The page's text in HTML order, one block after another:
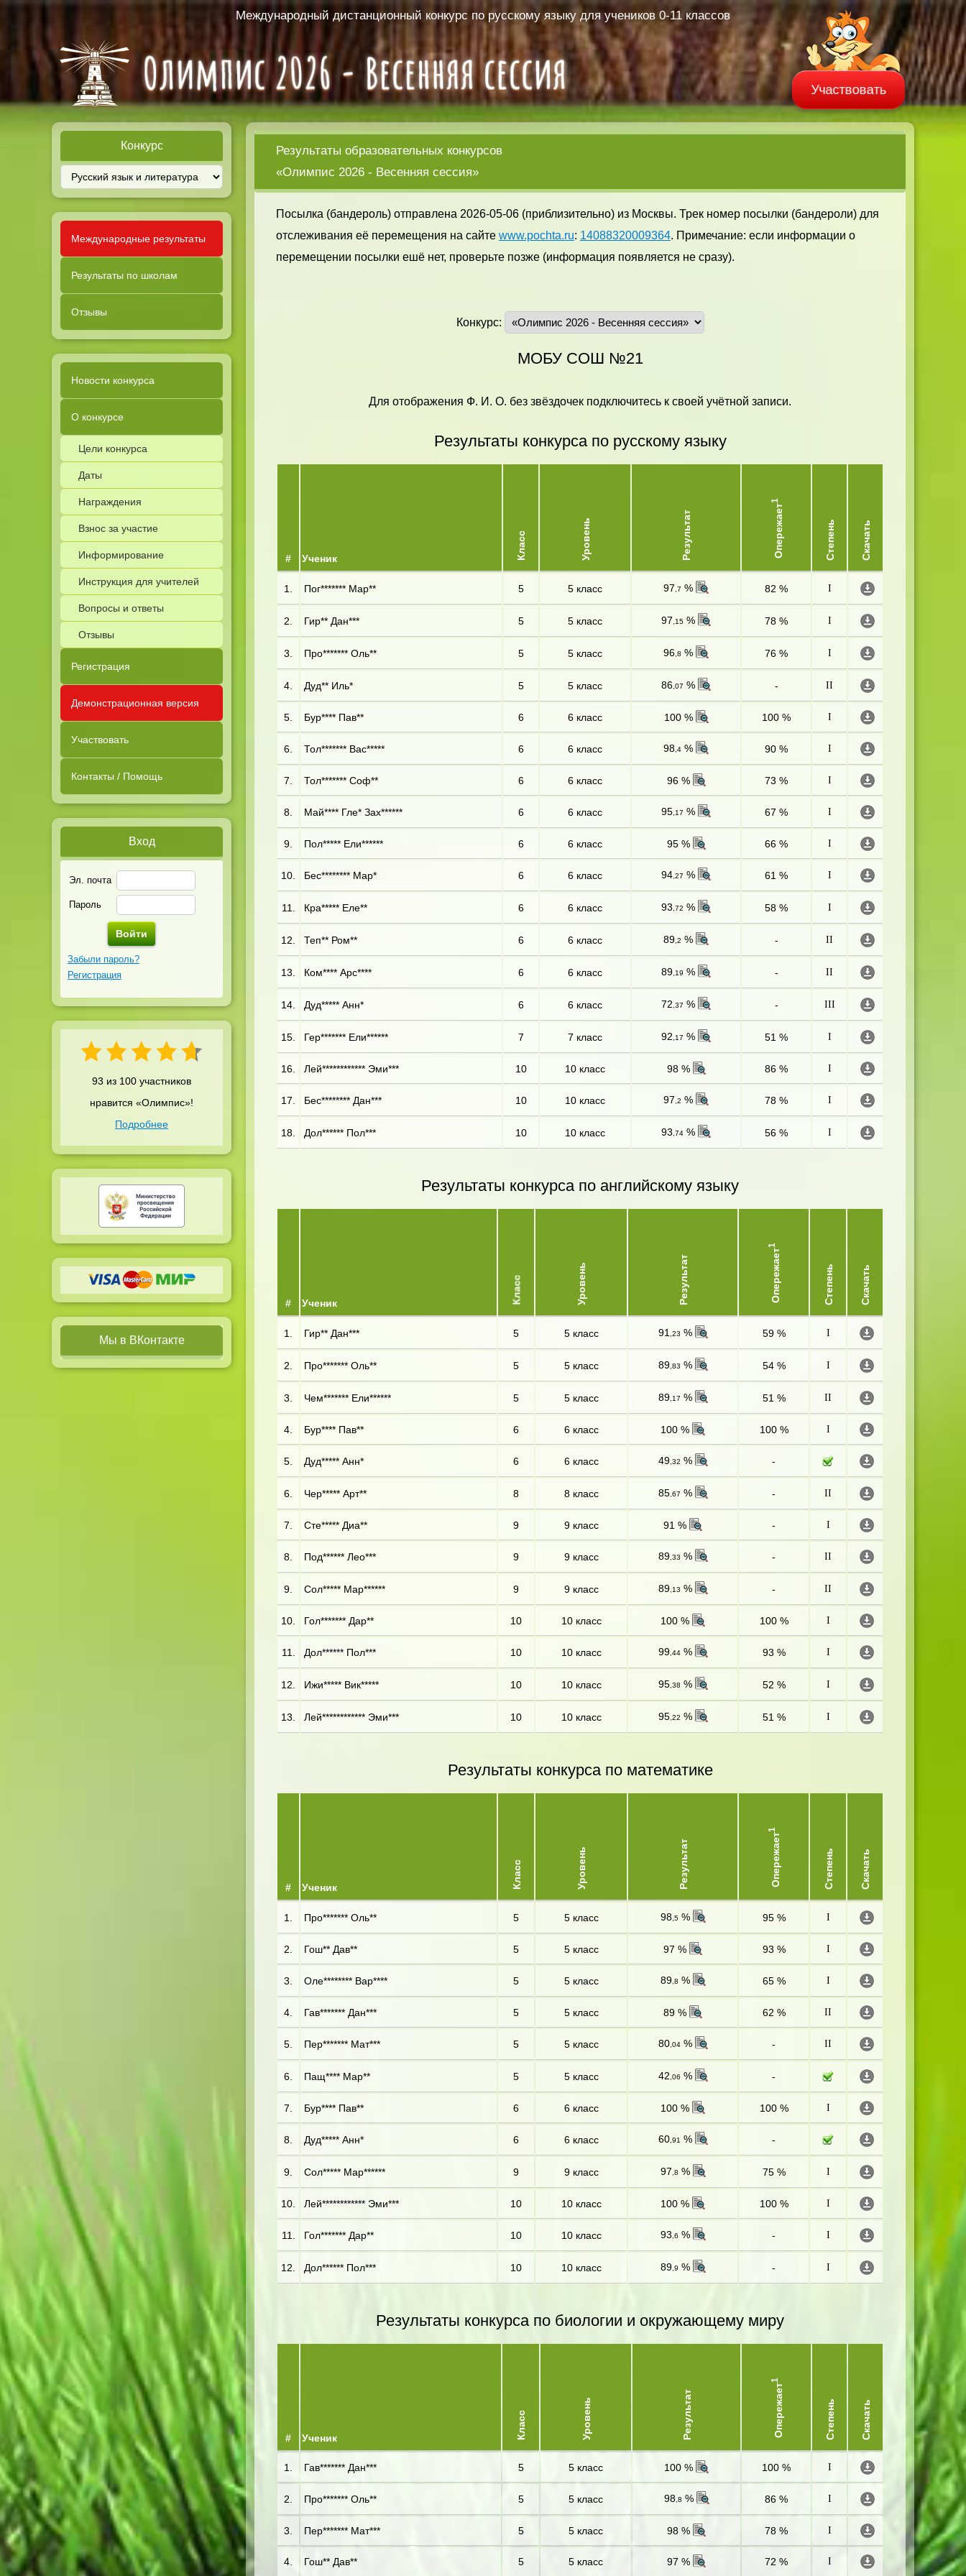
Международный дистанционный конкурс по русскому языку для учеников 0-11 классов
Участвовать
Конкурс
Международные результаты
Результаты по школам
Отзывы
Новости конкурса
О конкурсе
Цели конкурса
Даты
Награждения
Взнос за участие
Информирование
Инструкция для учителей
Вопросы и ответы
Отзывы
Регистрация
Демонстрационная версия
Участвовать
Контакты / Помощь
Вход
Эл. почта
Пароль
Забыли пароль?
Регистрация
93 из 100 участников
нравится «Олимпис»!
Подробнее
Мы в ВКонтакте
Результаты образовательных конкурсов
«Олимпис 2026 - Весенняя сессия»
Посылка (бандероль) отправлена 2026-05-06 (приблизительно) из Москвы. Трек номер посылки (бандероли) для
отслеживания её перемещения на сайте www.pochta.ru: 14088320009364. Примечание: если информации о
перемещении посылки ешё нет, проверьте позже (информация появляется не сразу).
Конкурс:
МОБУ СОШ №21
Для отображения Ф. И. О. без звёздочек подключитесь к своей учётной записи.
Результаты конкурса по русскому языку
# Ученик Класс Уровень Результат Опережает
1
Степень Скачать
1. Пог******* Мар** 5 5 класс 97 ,7 % 82 % I
2. Гир** Дан*** 5 5 класс 97 ,15 % 78 % I
3. Про******* Оль** 5 5 класс 96 ,8 % 76 % I
4. Дуд** Иль* 5 5 класс 86 ,07 % - II
5. Бур**** Пав** 6 6 класс 100 % 100 % I
6. Тол******* Вас***** 6 6 класс 98 ,4 % 90 % I
7. Тол******* Соф** 6 6 класс 96 % 73 % I
8. Май**** Гле* Зах****** 6 6 класс 95 ,17 % 67 % I
9. Пол***** Ели****** 6 6 класс 95 % 66 % I
10. Бес******** Мар* 6 6 класс 94 ,27 % 61 % I
11. Кра***** Еле** 6 6 класс 93 ,72 % 58 % I
12. Теп** Ром** 6 6 класс 89 ,2 % - II
13. Ком**** Арс**** 6 6 класс 89 ,19 % - II
14. Дуд***** Анн* 6 6 класс 72 ,37 % - III
15. Гер******* Ели****** 7 7 класс 92 ,17 % 51 % I
16. Лей************ Эми*** 10 10 класс 98 % 86 % I
17. Бес******** Дан*** 10 10 класс 97 ,2 % 78 % I
18. Дол****** Пол*** 10 10 класс 93 ,74 % 56 % I
Результаты конкурса по английскому языку
# Ученик Класс Уровень Результат Опережает
1
Степень Скачать
1. Гир** Дан*** 5 5 класс 91 ,23 % 59 % I
2. Про******* Оль** 5 5 класс 89,83 % 54 % I
3. Чем******* Ели****** 5 5 класс 89,17 % 51 % II
4. Бур**** Пав** 6 6 класс 100 % 100 % I
5. Дуд***** Анн* 6 6 класс 49,32 % -
6. Чер***** Арт** 8 8 класс 85,67 % - II
7. Сте***** Диа** 9 9 класс 91 % - I
8. Под****** Лео*** 9 9 класс 89,33 % - II
9. Сол***** Мар****** 9 9 класс 89,13 % - II
10. Гол******* Дар** 10 10 класс 100 % 100 % I
11. Дол****** Пол*** 10 10 класс 99,44% 93 % I
12. Ижи***** Вик***** 10 10 класс 95,38 % 52 % I
13. Лей************ Эми*** 10 10 класс 95,22 % 51 % I
Результаты конкурса по математике
# Ученик Класс Уровень Результат Опережает
1
Степень Скачать
1. Про******* Оль** 5 5 класс 98,5% 95 % I
2. Гош** Дав** 5 5 класс 97 % 93 % I
3. Оле******** Вар**** 5 5 класс 89,8 % 65 % I
4. Гав******* Дан*** 5 5 класс 89 % 62 % II
5. Пер******* Мат*** 5 5 класс 80,04% - II
6. Пащ**** Мар** 5 5 класс 42 ,06 % -
7. Бур**** Пав** 6 6 класс 100 % 100 % I
8. Дуд***** Анн* 6 6 класс 60,91 % -
9. Сол***** Мар****** 9 9 класс 97 ,8 % 75 % I
10. Лей************ Эми*** 10 10 класс 100 % 100 % I
11. Гол******* Дар** 10 10 класс 93 ,6 % - I
12. Дол****** Пол*** 10 10 класс 89,9 % - I
Результаты конкурса по биологии и окружающему миру
# Ученик Класс Уровень Результат Опережает
1
Степень Скачать
1. Гав******* Дан*** 5 5 класс 100 % 100 % I
2. Про******* Оль** 5 5 класс 98,8 % 86 % I
3. Пер******* Мат*** 5 5 класс 98 % 78 % I
4. Гош** Дав** 5 5 класс 97 % 72 % I